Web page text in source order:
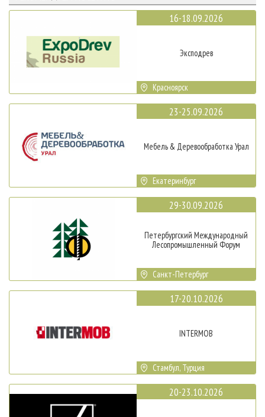
16-18.09.2026
Эксподрев
Красноярск
23-25.09.2026
Мебель & Деревообработка Урал
Екатеринбург
29-30.09.2026
Петербургский Международный
Лесопромышленный Форум
Санкт-Петербург
17-20.10.2026
INTERMOB
Стамбул, Турция
20-23.10.2026